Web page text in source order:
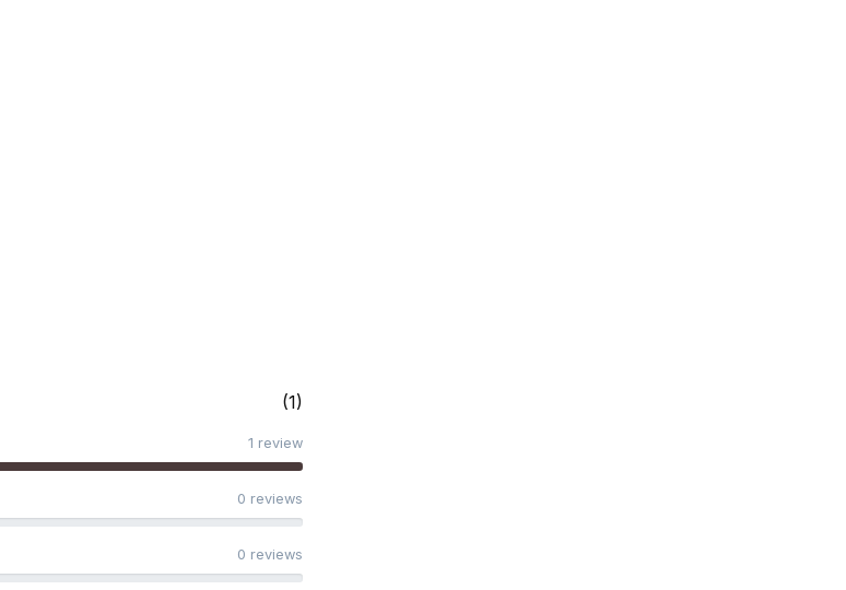
(1)
0 reviews
0 reviews
1 review